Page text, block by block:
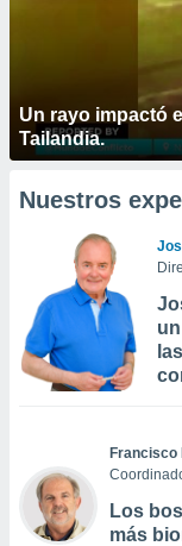
Un rayo impactó
Tailandia.
Nuestros
Francisco
Los
más